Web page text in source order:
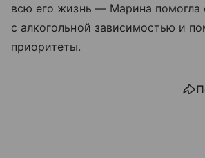
всю его жизнь — Марина помогла
с алкогольной зависимостью и
приоритеты.